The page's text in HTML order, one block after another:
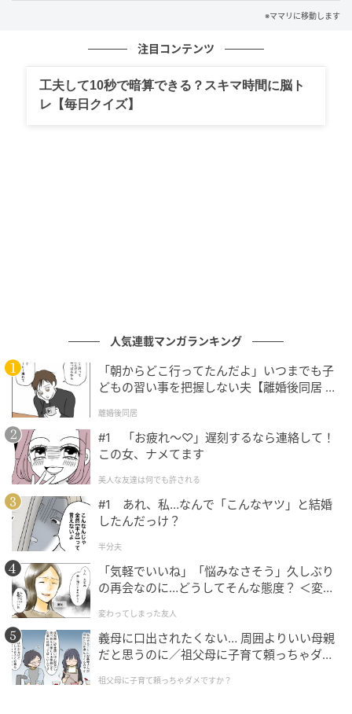
©hyp_kanako
※ママリに移動します
注目コンテンツ
工夫して10秒で暗算できる？スキマ時間に脳ト
レ【毎日クイズ】
人気連載マンガランキング
「朝からどこ行ってたんだよ」いつまでも子
どもの習い事を把握しない夫【離婚後同居 Vo
離婚後同居
#1 「お疲れ〜♡」遅刻するなら連絡して！
この女、ナメてます
美人な友達は何でも許される
#1 あれ、私…なんで「こんなヤツ」と結婚
したんだっけ？
半分夫
「気軽でいいね」「悩みなさそう」久しぶり
の再会なのに…どうしてそんな態度？ ＜変わ
日には】
変わってしまった友人
義母に口出されたくない… 周囲よりいい母親
だと思うのに／祖父母に子育て頼っちゃダメ
んが】
祖父母に子育て頼っちゃダメですか？